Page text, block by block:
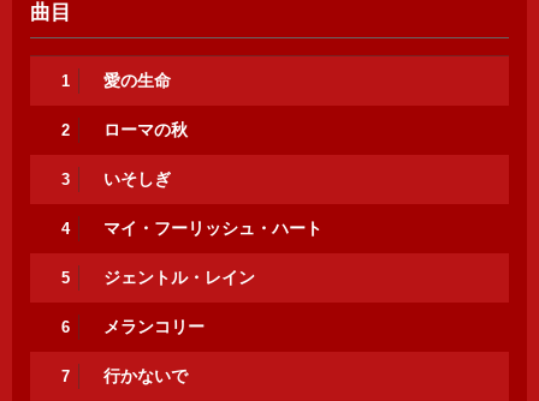
曲目
1 愛の生命
2 ローマの秋
3 いそしぎ
4 マイ・フーリッシュ・ハート
5 ジェントル・レイン
6 メランコリー
7 行かないで